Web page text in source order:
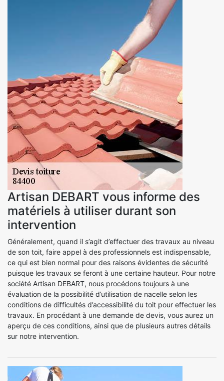
Artisan DEBART vous informe des
matériels à utiliser durant son
intervention
Généralement, quand il s’agit d’effectuer des travaux au niveau
de son toit, faire appel à des professionnels est indispensable,
ce qui est bien normal pour des raisons évidentes de sécurité
puisque les travaux se feront à une certaine hauteur. Pour notre
société Artisan DEBART, nous procédons toujours à une
évaluation de la possibilité d’utilisation de nacelle selon les
conditions de difficultés d’accessibilité du toit pour effectuer les
travaux. En procédant à une demande de devis, vous aurez un
aperçu de ces conditions, ainsi que de plusieurs autres détails
sur notre intervention.